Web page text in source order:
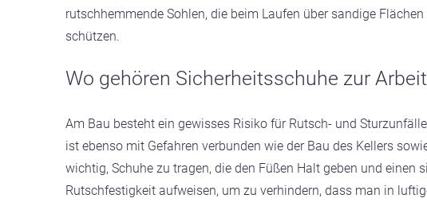
rutschhemmende Sohlen, die beim Laufen über sandige
schützen.
Wo gehören Sicherheitsschuhe zur
Am Bau besteht ein gewisses Risiko für Rutsch- und
ist ebenso mit Gefahren verbunden wie der Bau des Kellers
wichtig, Schuhe zu tragen, die den Füßen Halt geben und einen
Rutschfestigkeit aufweisen, um zu verhindern, dass man in